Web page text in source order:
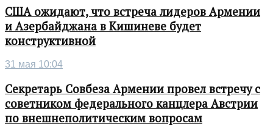
США ожидают, что встреча лидеров Армении
и Азербайджана в Кишиневе будет
конструктивной
31 мая 10:04
Секретарь Совбеза Армении провел встречу с
советником федерального канцлера Австрии
по внешнеполитическим вопросам